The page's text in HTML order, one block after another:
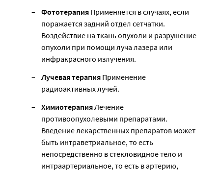
Фототерапия Применяется в случаях, если
поражается задний отдел сетчатки.
Воздействие на ткань опухоли и разрушение
опухоли при помощи луча лазера или
инфракрасного излучения.
Лучевая терапия Применение
радиоактивных лучей.
ХимиотерапияЛечение
противоопухолевыми препаратами.
Введение лекарственных препаратов может
быть интраветриальное, то есть
непосредственно в стекловидное тело и
интраартериальное, то есть в артерию,